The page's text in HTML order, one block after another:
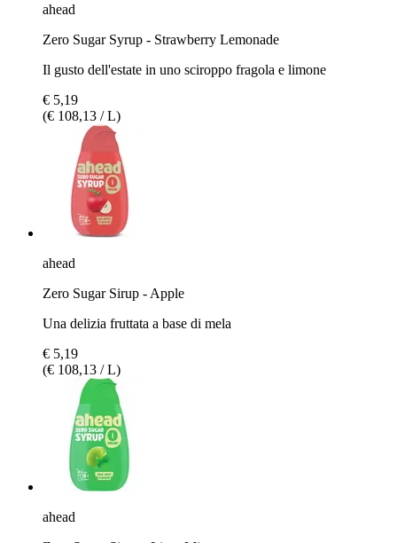
ahead
Zero Sugar Syrup - Strawberry Lemonade
Il gusto dell'estate in uno sciroppo fragola e limone
€ 5,19
(€ 108,13 / L)
ahead
Zero Sugar Sirup - Apple
Una delizia fruttata a base di mela
€ 5,19
(€ 108,13 / L)
ahead